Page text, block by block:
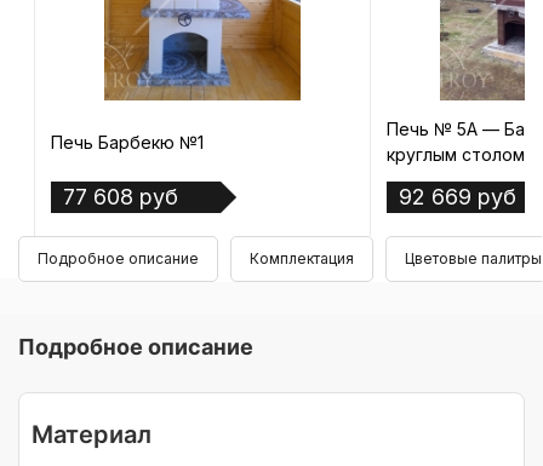
Печь Барбекю №1
77 608 руб
Печь № 5А —
круглым столом
92 669 руб
Подробное описание Комплектация Цветовые палитры
Подробное описание
Материал